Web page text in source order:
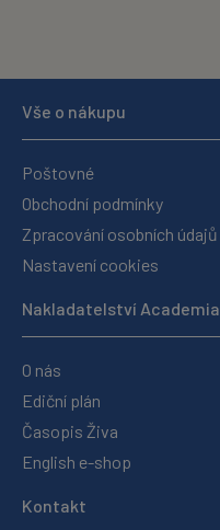
Vše o nákupu
Poštovné
Obchodní podmínky
Zpracování osobních údajů
Nastavení cookies
Nakladatelství Academia
O nás
Ediční plán
Časopis Živa
English e-shop
Kontakt